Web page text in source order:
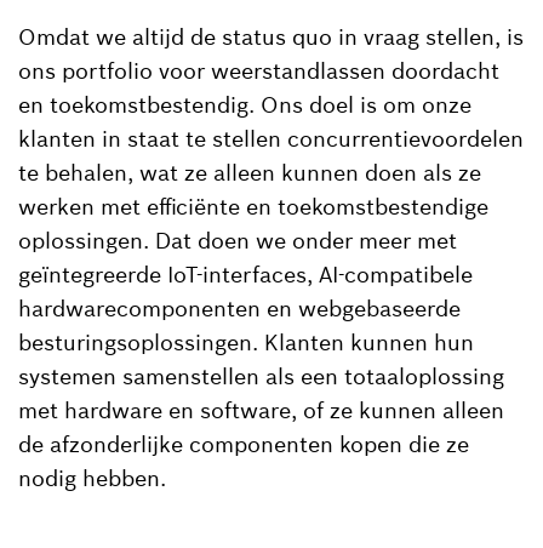
Omdat we altijd de status quo in vraag stellen, is
ons portfolio voor weerstandlassen doordacht
en toekomstbestendig. Ons doel is om onze
klanten in staat te stellen concurrentievoordelen
te behalen, wat ze alleen kunnen doen als ze
werken met efficiënte en toekomstbestendige
oplossingen. Dat doen we onder meer met
geïntegreerde IoT-interfaces, AI-compatibele
hardwarecomponenten en webgebaseerde
besturingsoplossingen. Klanten kunnen hun
systemen samenstellen als een totaaloplossing
met hardware en software, of ze kunnen alleen
de afzonderlijke componenten kopen die ze
nodig hebben.